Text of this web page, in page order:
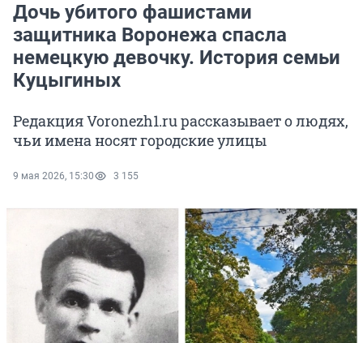
Дочь убитого фашистами
защитника Воронежа спасла
немецкую девочку. История семьи
Куцыгиных
Редакция Voronezh1.ru рассказывает о людях,
чьи имена носят городские улицы
9 мая 2026, 15:30 3 155